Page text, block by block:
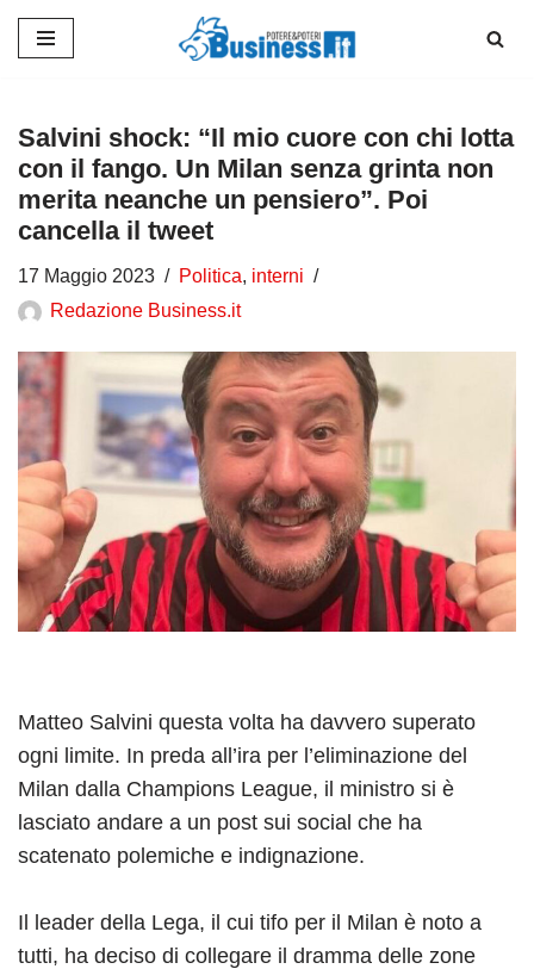
contenuto
Salvini shock: “Il mio cuore con chi lotta
con il fango. Un Milan senza grinta non
merita neanche un pensiero”. Poi
cancella il tweet
17 Maggio 2023 Politica, interni
Redazione Business.it
Matteo Salvini questa volta ha davvero superato
ogni limite. In preda all’ira per l’eliminazione del
Milan dalla Champions League, il ministro si è
lasciato andare a un post sui social che ha
scatenato polemiche e indignazione.
Il leader della Lega, il cui tifo per il Milan è noto a
tutti, ha deciso di collegare il dramma delle zone